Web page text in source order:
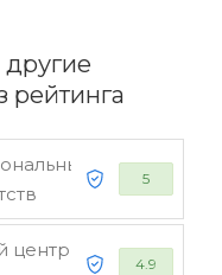
рейтинга
5
центр
4.9